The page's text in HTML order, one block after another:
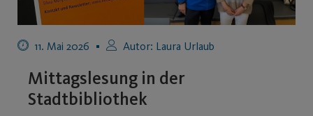
11. Mai 2026 Autor: Laura Urlaub
Mittagslesung in der
Stadtbibliothek